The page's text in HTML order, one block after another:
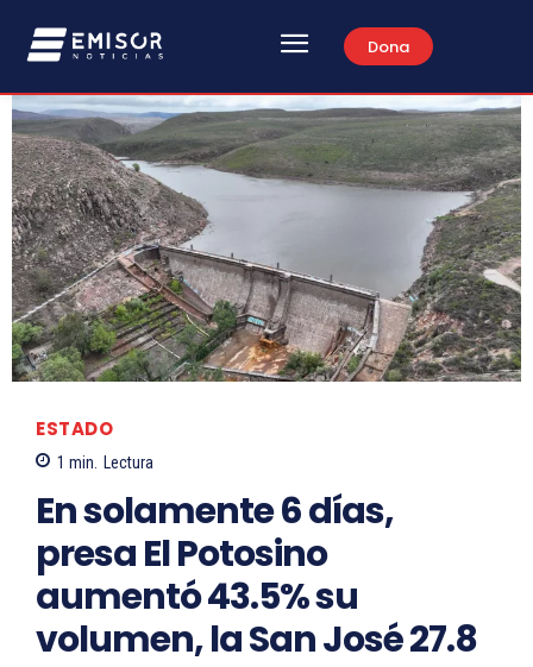
Dona
ESTADO
1 min. Lectura
En solamente 6 días,
presa El Potosino
aumentó 43.5% su
volumen, la San José 27.8